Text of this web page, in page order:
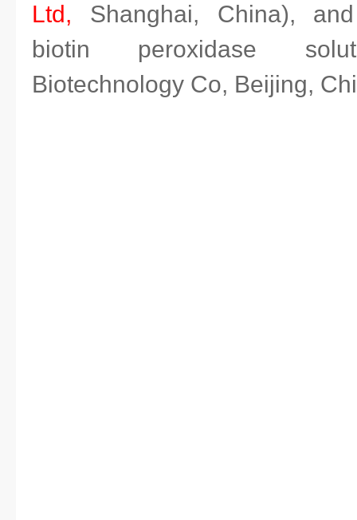
Ltd, Shanghai, China),
biotin peroxidase
Biotechnology Co, Beijing,